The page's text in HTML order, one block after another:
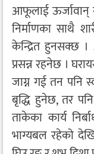
आफूलाई ऊर्जावान्
निर्माणका साथै
केन्द्रित हुनसक्छ
प्रसन्न रहनेछ ।
जाग्न गई तन पनि
बृद्धि हुनेछ, तर
ताकेका कार्य
भाग्यबल रहेको